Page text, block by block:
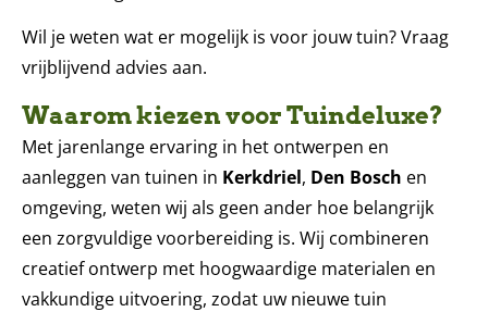
Wil je weten wat er mogelijk is voor jouw tuin? Vraag
vrijblijvend advies aan.
Waarom kiezen voor Tuindeluxe?
Met jarenlange ervaring in het ontwerpen en
aanleggen van tuinen in Kerkdriel, Den Bosch en
omgeving, weten wij als geen ander hoe belangrijk
een zorgvuldige voorbereiding is. Wij combineren
creatief ontwerp met hoogwaardige materialen en
vakkundige uitvoering, zodat uw nieuwe tuin